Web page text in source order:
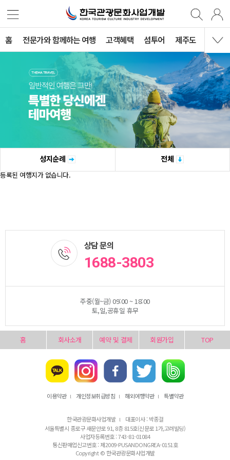
홈 전문가와 함께하는 여행 고객혜택 섬투어 제주도 국내
성지순례 전체
등록된 여행지가 없습니다.
상담 문의
1688-3803
주중(월~금) 09:00 ~ 18:00
토,일,공휴일 휴무
홈 회사소개 예약 및 결제 회원가입 TOP
이용약관 l 개인정보취급방침 l 해외여행약관 l 특별약관
한국관광문화사업개발 l
대표이사 : 박종걸
서울특별시 종로구 새문안로 91, 8층 815호(신문로 1가,고려빌딩)
사업자등록번호 : 743-81-01084
통신판매업신고번호 : 제2009-PUSANDONGREA-0151호
Copyright © 한국관광문화사업개발